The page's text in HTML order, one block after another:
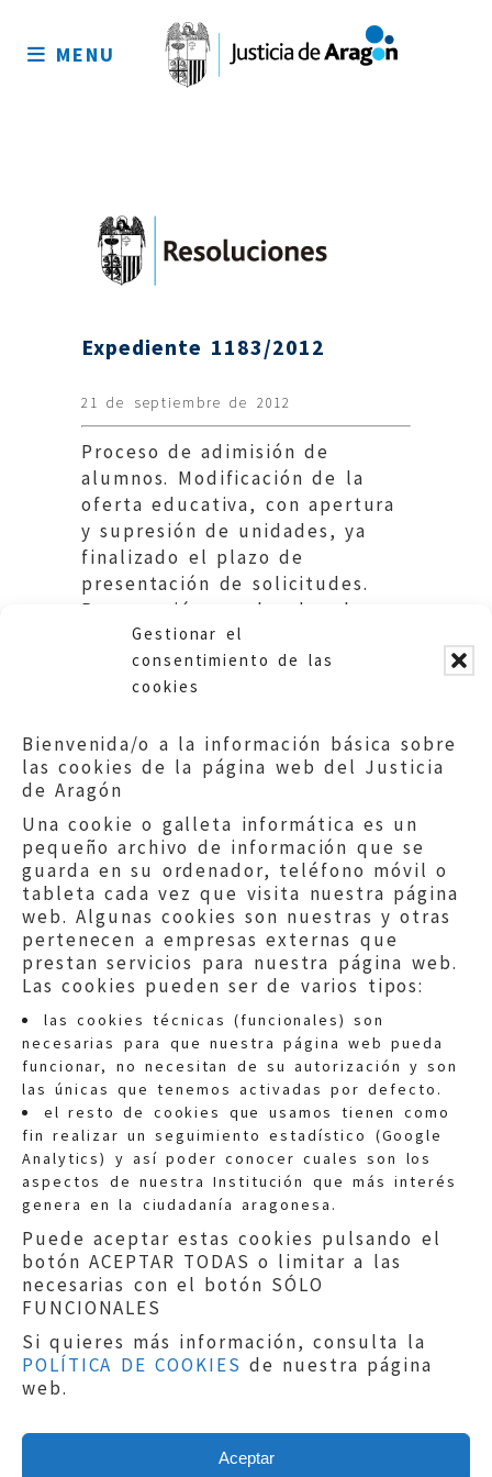
Gestionar el
consentimiento de las
cookies
Bienvenida/o a la información básica sobre
las cookies de la página web del Justicia
de Aragón
Una cookie o galleta informática es un
pequeño archivo de información que se
guarda en su ordenador, teléfono móvil o
tableta cada vez que visita nuestra página
web. Algunas cookies son nuestras y otras
pertenecen a empresas externas que
prestan servicios para nuestra página web.
Las cookies pueden ser de varios tipos:
las cookies técnicas (funcionales) son
necesarias para que nuestra página web pueda
funcionar, no necesitan de su autorización y son
las únicas que tenemos activadas por defecto.
el resto de cookies que usamos tienen como
fin realizar un seguimiento estadístico (Google
Analytics) y así poder conocer cuales son los
aspectos de nuestra Institución que más interés
genera en la ciudadanía aragonesa.
Puede aceptar estas cookies pulsando el
botón ACEPTAR TODAS o limitar a las
necesarias con el botón SÓLO
FUNCIONALES
Si quieres más información, consulta la
POLÍTICA DE COOKIES de nuestra página
web.
Aceptar
sitio
MENU
Expediente 1183/2012
21 de septiembre de 2012
Proceso de adimisión de
alumnos. Modificación de la
oferta educativa, con apertura
y supresión de unidades, ya
finalizado el plazo de
presentación de solicitudes.
Repercusión en el orden de
prioridad de las instancias. DGA
Quejas:quejas@eljusticiadearagon.es
Información general:
informacion@eljusticiadearagon.es
Teléfonos:900 210 210/
Aviso legal|Política de privacidad|
Protección de Datos
Política de cookies